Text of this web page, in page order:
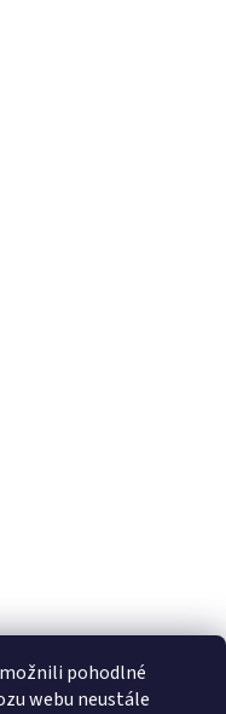
pohodlné
webu neustále